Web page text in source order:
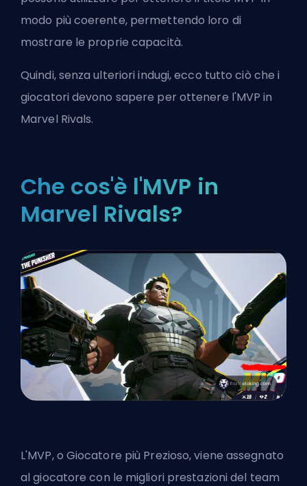
modo più coerente, permettendo loro di
mostrare le proprie capacità.
Quindi, senza ulteriori indugi, ecco tutto ciò che i
giocatori devono sapere per ottenere l'MVP in
Marvel Rivals.
Che cos'è l'MVP in
Marvel Rivals?
L'MVP, o Giocatore più Prezioso, viene assegnato
al giocatore con le migliori prestazioni del team